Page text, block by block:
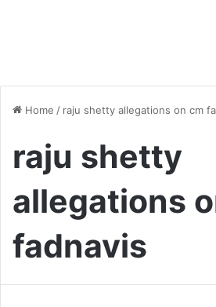
Home / raju shetty allegations on cm
raju shetty
allegations
fadnavis